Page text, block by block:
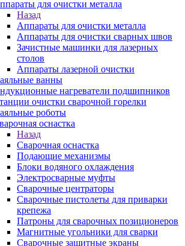
для очистки металла
Назад
Аппараты для очистки металла
Аппараты для очистки сварных швов
Зачистные машинки для лазерных
столов
Аппараты лазерной очистки
ванны
нагреватели подшипников
очистки сварочной горелки
роботы
оснастка
Назад
Сварочная оснастка
Подающие механизмы
Блоки водяного охлаждения
Электросварные муфты
Сварочные центраторы
Сварочные пистолеты для приварки
крепежа
Патроны для сварочных позиционеров
Магнитные угольники для сварки
Сварочные защитные экраны